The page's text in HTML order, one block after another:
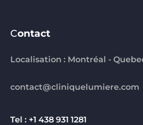
Contact
Localisation : Montréal -
contact@cliniquelumiere.com
Tel : +1 438 931 1281